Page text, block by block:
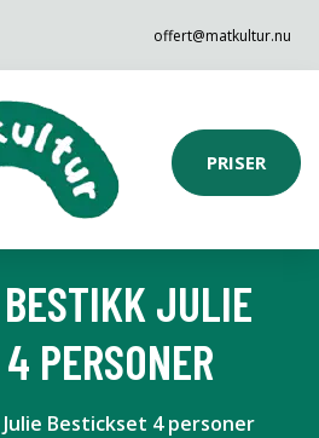
offert@matkultur.nu
PRISER
JULIE
PERSONER
Bestickset 4 personer